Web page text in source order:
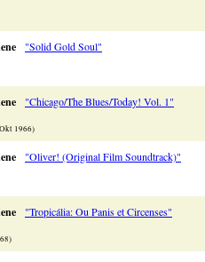
"Solid Gold Soul"
"Chicago/The Blues/Today! Vol. 1"
1966)
"Oliver! (Original Film Soundtrack)"
"Tropicália: Ou Panis et Circenses"